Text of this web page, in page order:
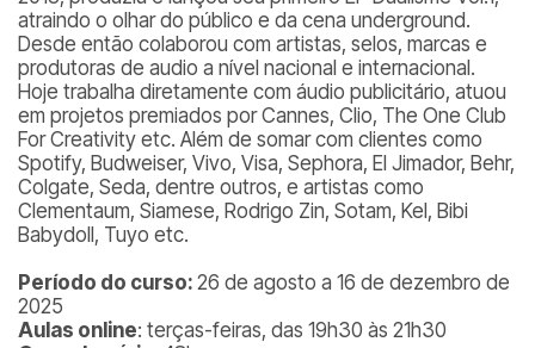
atraindo o olhar do público e da cena underground.
Desde então colaborou com artistas, selos, marcas e
produtoras de audio a nível nacional e internacional.
Hoje trabalha diretamente com áudio publicitário, atuou
em projetos premiados por Cannes, Clio, The One Club
For Creativity etc. Além de somar com clientes como
Spotify, Budweiser, Vivo, Visa, Sephora, El Jimador, Behr,
Colgate, Seda, dentre outros, e artistas como
Clementaum, Siamese, Rodrigo Zin, Sotam, Kel, Bibi
Babydoll, Tuyo etc.
Período do curso: 26 de agosto a 16 de dezembro de
2025
Aulas online: terças-feiras, das 19h30 às 21h30